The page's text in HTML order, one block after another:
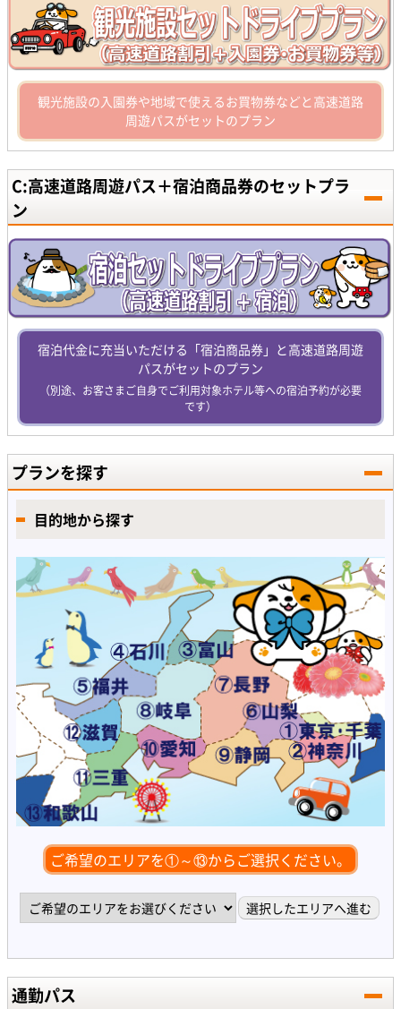
観光施設の入園券や地域で使えるお買物券などと高速道路
周遊パスがセットのプラン
C:高速道路周遊パス＋宿泊商品券のセットプラ
ン
宿泊代金に充当いただける「宿泊商品券」と高速道路周遊
パスがセットのプラン
（別途、お客さまご自身でご利用対象ホテル等への宿泊予約が必要
です）
プランを探す
目的地から探す
ご希望のエリアを①～⑬からご選択ください。
通勤パス